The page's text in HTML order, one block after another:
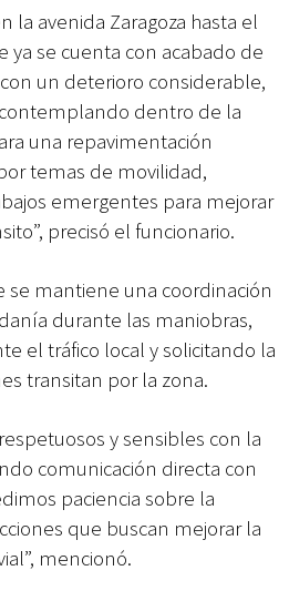
la avenida Zaragoza hasta el
ya se cuenta con acabado de
un deterioro considerable,
dentro de la
una repavimentación
temas de movilidad,
emergentes para mejorar
precisó el funcionario.
se mantiene una coordinación
durante las maniobras,
el tráfico local y solicitando la
transitan por la zona.
y sensibles con la
comunicación directa con
paciencia sobre la
que buscan mejorar la
mencionó.